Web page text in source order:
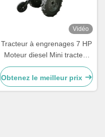
Vidéo
Tracteur à engrenages 7 HP
Moteur diesel Mini tracteur
pour le labour agricole de
petite taille
Obtenez le meilleur prix